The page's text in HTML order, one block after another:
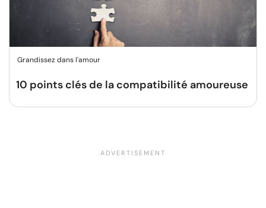
Grandissez dans l'amour
10 points clés de la compatibilité amoureuse